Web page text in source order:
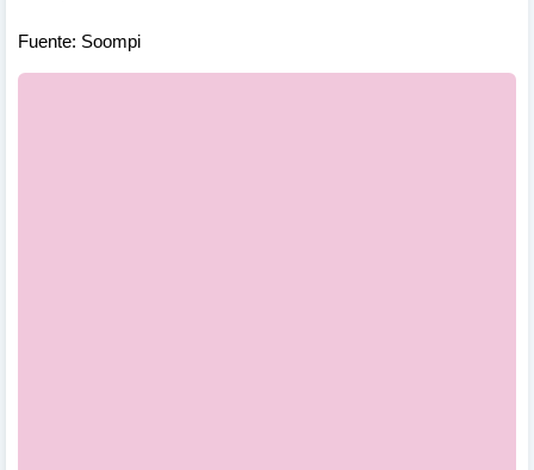
Fuente: Soompi